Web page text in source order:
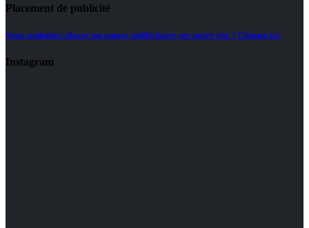
Placement de publicité
Vous souhaitez placer un espace publicitaire sur notre site ? Cliquez ici.
Instagram